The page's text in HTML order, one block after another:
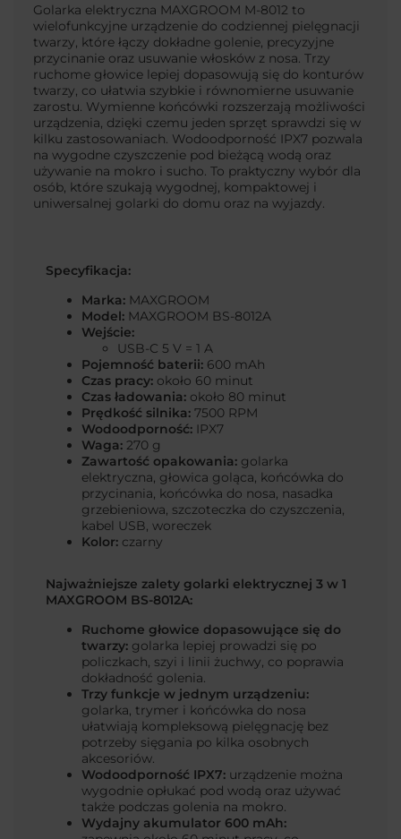
Golarka elektryczna MAXGROOM M-8012 to
wielofunkcyjne urządzenie do codziennej pielęgnacji
twarzy, które łączy dokładne golenie, precyzyjne
przycinanie oraz usuwanie włosków z nosa. Trzy
ruchome głowice lepiej dopasowują się do konturów
twarzy, co ułatwia szybkie i równomierne usuwanie
zarostu. Wymienne końcówki rozszerzają możliwości
urządzenia, dzięki czemu jeden sprzęt sprawdzi się w
kilku zastosowaniach. Wodoodporność IPX7 pozwala
na wygodne czyszczenie pod bieżącą wodą oraz
używanie na mokro i sucho. To praktyczny wybór dla
osób, które szukają wygodnej, kompaktowej i
uniwersalnej golarki do domu oraz na wyjazdy.
Specyfikacja:
Marka: MAXGROOM
Model: MAXGROOM BS-8012A
Wejście:
USB-C 5 V = 1 A
Pojemność baterii: 600 mAh
Czas pracy: około 60 minut
Czas ładowania: około 80 minut
Prędkość silnika: 7500 RPM
Wodoodporność: IPX7
Waga: 270 g
Zawartość opakowania: golarka
elektryczna, głowica goląca, końcówka do
przycinania, końcówka do nosa, nasadka
grzebieniowa, szczoteczka do czyszczenia,
kabel USB, woreczek
Kolor: czarny
Najważniejsze zalety golarki elektrycznej 3 w 1
MAXGROOM BS-8012A:
Ruchome głowice dopasowujące się do
twarzy: golarka lepiej prowadzi się po
policzkach, szyi i linii żuchwy, co poprawia
dokładność golenia.
Trzy funkcje w jednym urządzeniu:
golarka, trymer i końcówka do nosa
ułatwiają kompleksową pielęgnację bez
potrzeby sięgania po kilka osobnych
akcesoriów.
Wodoodporność IPX7: urządzenie można
wygodnie opłukać pod wodą oraz używać
także podczas golenia na mokro.
Wydajny akumulator 600 mAh: